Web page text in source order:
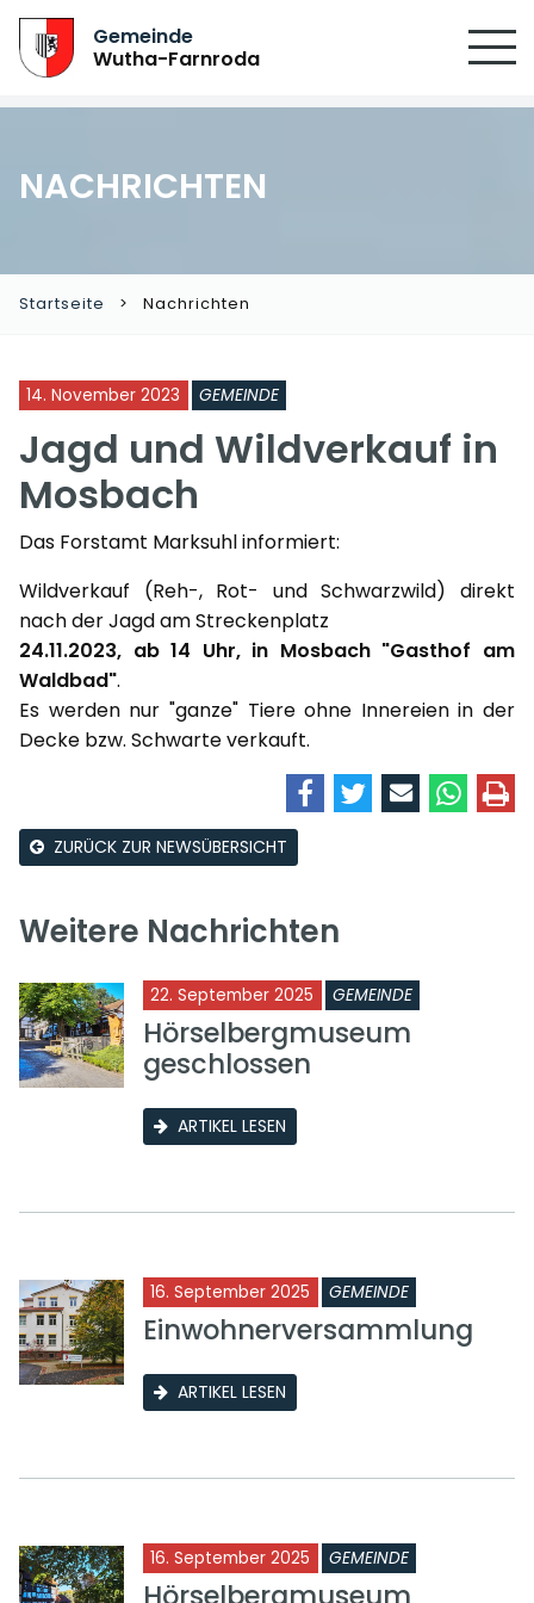
Gemeinde
Wutha-Farnroda
NACHRICHTEN
Startseite Nachrichten
14. November 2023 GEMEINDE
Jagd und Wildverkauf in
Mosbach
Das Forstamt Marksuhl informiert:
Wildverkauf (Reh-, Rot- und Schwarzwild) direkt
nach der Jagd am Streckenplatz
24.11.2023, ab 14 Uhr, in Mosbach "Gasthof am
Waldbad".
Es werden nur "ganze" Tiere ohne Innereien in der
Decke bzw. Schwarte verkauft.
ZURÜCK ZUR NEWSÜBERSICHT
Weitere Nachrichten
22. September 2025 GEMEINDE
Hörselbergmuseum
geschlossen
ARTIKEL LESEN
16. September 2025 GEMEINDE
Einwohnerversammlung
ARTIKEL LESEN
16. September 2025 GEMEINDE